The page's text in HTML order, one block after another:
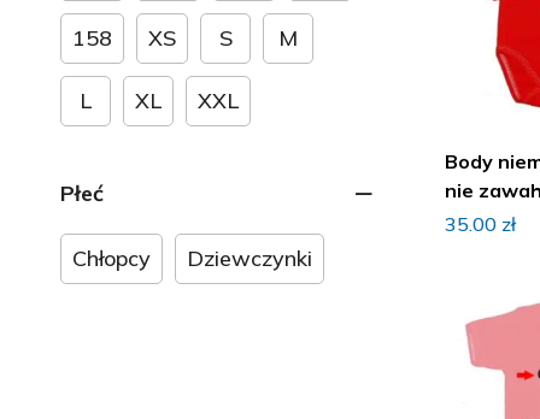
Ubranka na Halloween
Ubranka na narodziny dziecka
Ubranka na roczek, urodziny
Ubranka na walentynki
Body
Kamizelki, ocieplacze
158 XS S M
L XL XXL
Płeć
Chłopcy Dziewczynki
Body
nie
imieniem
35.00 zł